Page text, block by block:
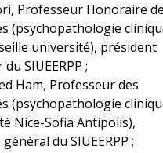
Professeur Honoraire
(psychopathologie
université), président
SIUEERPP ;
Ham, Professeur des
(psychopathologie
Nice-Sofia Antipolis),
du SIUEERPP ;